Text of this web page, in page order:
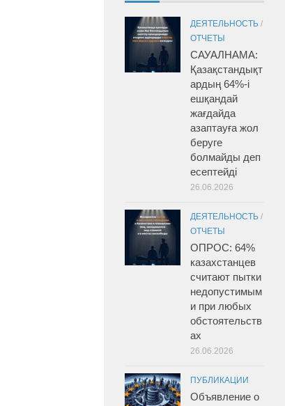
ДЕЯТЕЛЬНОСТЬ /
ОТЧЕТЫ
САУАЛНАМА:
Қазақстандықт
ардың 64%-і
ешқандай
жағдайда
азаптауға жол
беруге
болмайды деп
есептейді
26.06.2026
ДЕЯТЕЛЬНОСТЬ /
ОТЧЕТЫ
ОПРОС: 64%
казахстанцев
считают пытки
недопустимым
и при любых
обстоятельств
ах
26.06.2026
ПУБЛИКАЦИИ
Объявление о